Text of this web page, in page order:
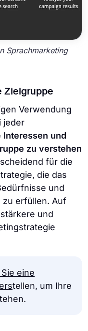
Sprachmarketing
Zielgruppe
Verwendung
jeder
Interessen und
zu verstehen
für die
die das
und
zu erfüllen. Auf
und
eine
tellen, um Ihre